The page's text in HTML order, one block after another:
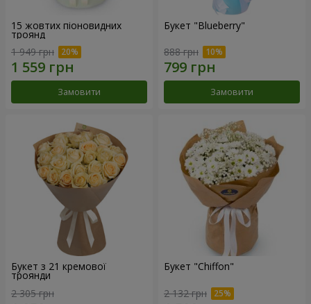
15 жовтих піоновидних
троянд
1 949 грн
Замовити
Букет "Blueberry"
888 грн
Замовити
Букет з 21 кремової
троянди
2 305 грн
Букет "Chiffon"
2 132 грн